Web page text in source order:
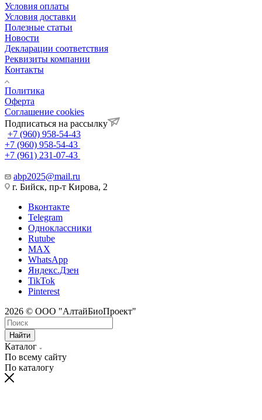
Условия оплаты
Условия доставки
Полезные статьи
Новости
Декларации соответствия
Реквизиты компании
Контакты
Политика
Оферта
Соглашение cookies
Подписаться на рассылку
+7 (960) 958-54-43
+7 (960) 958-54-43
+7 (961) 231-07-43
abp2025@mail.ru
г. Бийск, пр-т Кирова, 2
Вконтакте
Telegram
Одноклассники
Rutube
MAX
WhatsApp
Яндекс.Дзен
TikTok
Pinterest
2026 © ООО "АлтайБиоПроект"
Найти
Каталог
По всему сайту
По каталогу